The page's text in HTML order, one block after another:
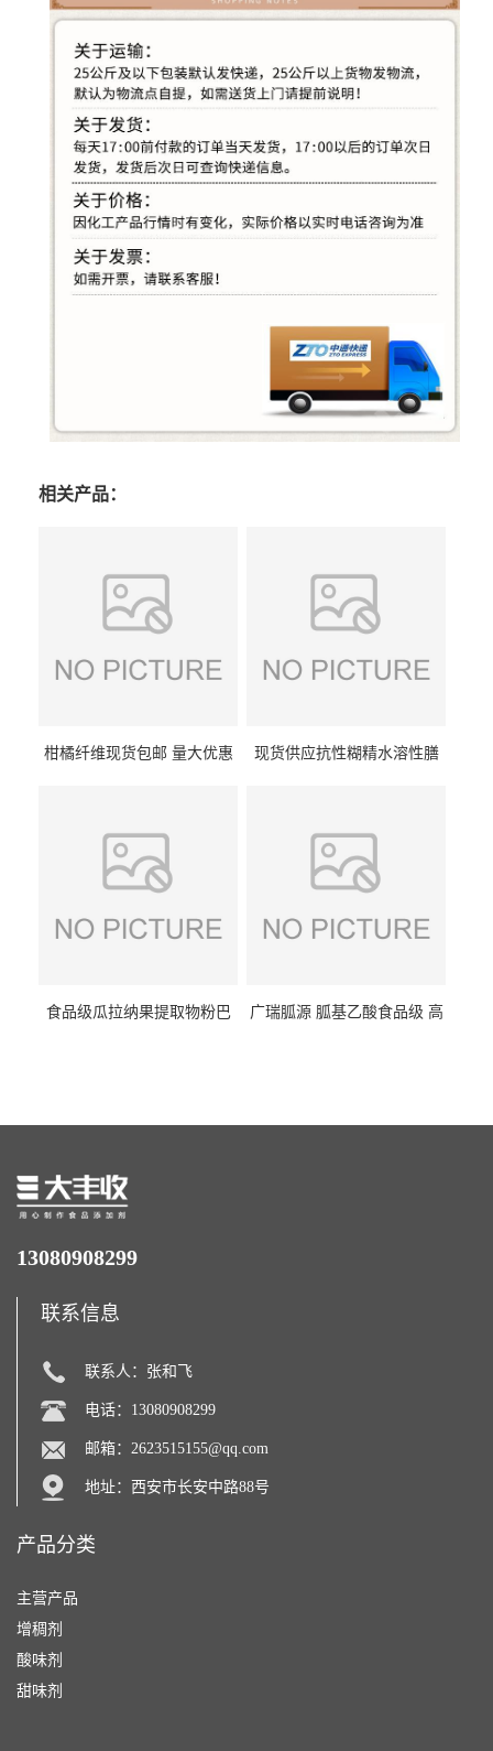
相关产品：
柑橘纤维现货包邮 量大优惠
现货供应抗性糊精水溶性膳
食品级瓜拉纳果提取物粉巴
广瑞胍源 胍基乙酸食品级 高
13080908299
联系信息
联系人：张和飞
电话：13080908299
邮箱： 2623515155@qq.com
地址：西安市长安中路88号
产品分类
主营产品
增稠剂
酸味剂
甜味剂